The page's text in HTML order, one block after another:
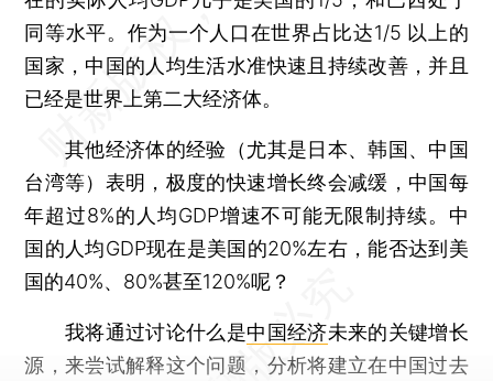
同等水平。作为一个人口在世界占比达1/5 以上的
国家，中国的人均生活水准快速且持续改善，并且
已经是世界上第二大经济体。
其他经济体的经验（尤其是日本、韩国、中国
台湾等）表明，极度的快速增长终会减缓，中国每
年超过8%的人均GDP增速不可能无限制持续。中
国的人均GDP现在是美国的20%左右，能否达到美
国的40%、80%甚至120%呢？
我将通过讨论什么是中国经济未来的关键增长
源，来尝试解释这个问题，分析将建立在中国过去